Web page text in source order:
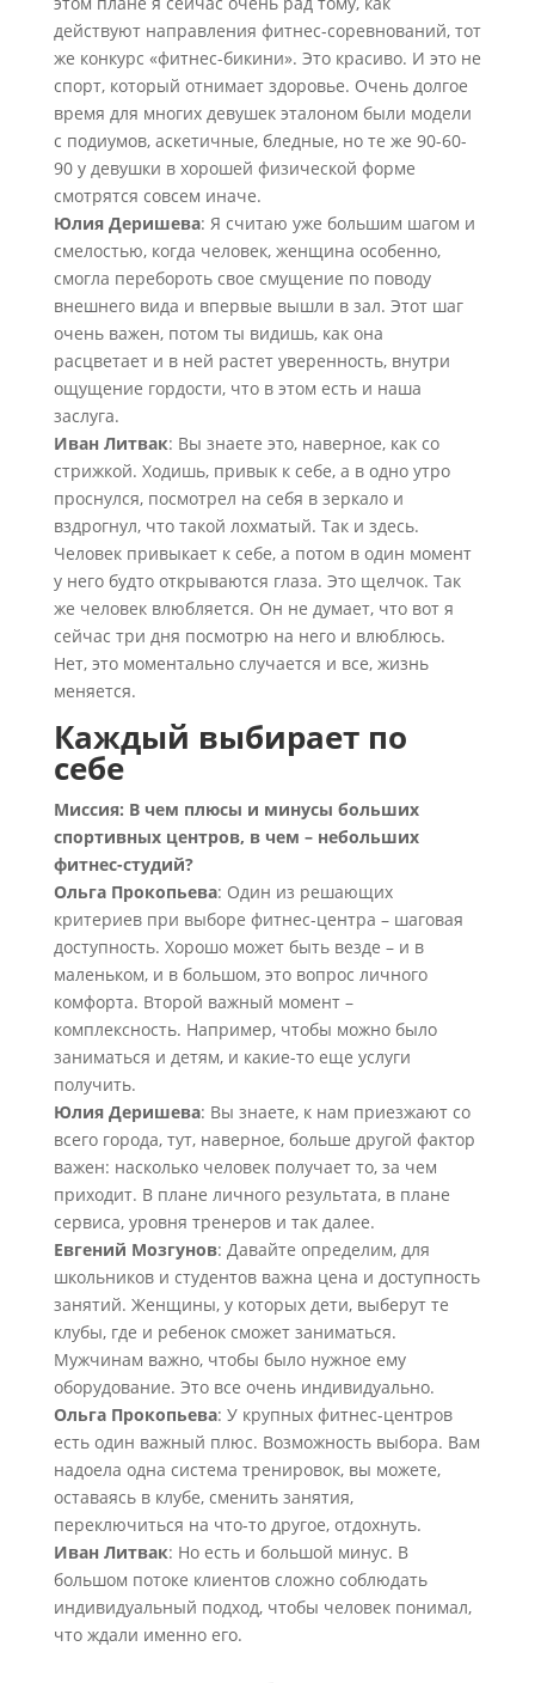
действуют направления фитнес-соревнований, тот
же конкурс «фитнес-бикини». Это красиво. И это не
спорт, который отнимает здоровье. Очень долгое
время для многих девушек эталоном были модели
с подиумов, аскетичные, бледные, но те же 90-60-
90 у девушки в хорошей физической форме
смотрятся совсем иначе.
Юлия Деришева: Я считаю уже большим шагом и
смелостью, когда человек, женщина особенно,
смогла перебороть свое смущение по поводу
внешнего вида и впервые вышли в зал. Этот шаг
очень важен, потом ты видишь, как она
расцветает и в ней растет уверенность, внутри
ощущение гордости, что в этом есть и наша
заслуга.
Иван Литвак: Вы знаете это, наверное, как со
стрижкой. Ходишь, привык к себе, а в одно утро
проснулся, посмотрел на себя в зеркало и
вздрогнул, что такой лохматый. Так и здесь.
Человек привыкает к себе, а потом в один момент
у него будто открываются глаза. Это щелчок. Так
же человек влюбляется. Он не думает, что вот я
сейчас три дня посмотрю на него и влюблюсь.
Нет, это моментально случается и все, жизнь
меняется.
Каждый выбирает по
себе
Миссия: В чем плюсы и минусы больших
спортивных центров, в чем – небольших
фитнес-студий?
Ольга Прокопьева: Один из решающих
критериев при выборе фитнес-центра – шаговая
доступность. Хорошо может быть везде – и в
маленьком, и в большом, это вопрос личного
комфорта. Второй важный момент –
комплексность. Например, чтобы можно было
заниматься и детям, и какие-то еще услуги
получить.
Юлия Деришева: Вы знаете, к нам приезжают со
всего города, тут, наверное, больше другой фактор
важен: насколько человек получает то, за чем
приходит. В плане личного результата, в плане
сервиса, уровня тренеров и так далее.
Евгений Мозгунов: Давайте определим, для
школьников и студентов важна цена и доступность
занятий. Женщины, у которых дети, выберут те
клубы, где и ребенок сможет заниматься.
Мужчинам важно, чтобы было нужное ему
оборудование. Это все очень индивидуально.
Ольга Прокопьева: У крупных фитнес-центров
есть один важный плюс. Возможность выбора. Вам
надоела одна система тренировок, вы можете,
оставаясь в клубе, сменить занятия,
переключиться на что-то другое, отдохнуть.
Иван Литвак: Но есть и большой минус. В
большом потоке клиентов сложно соблюдать
индивидуальный подход, чтобы человек понимал,
что ждали именно его.